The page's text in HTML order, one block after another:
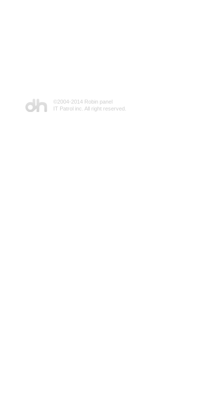
©2004-2014 Robin panel
IT Patrol inc. All right reserved.